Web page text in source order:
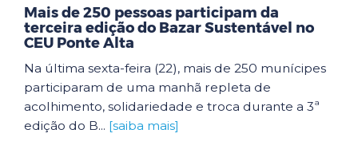
Mais de 250 pessoas participam da
terceira edição do Bazar Sustentável no
CEU Ponte Alta
Na última sexta-feira (22), mais de 250 munícipes
participaram de uma manhã repleta de
acolhimento, solidariedade e troca durante a 3ª
edição do B... [saiba mais]